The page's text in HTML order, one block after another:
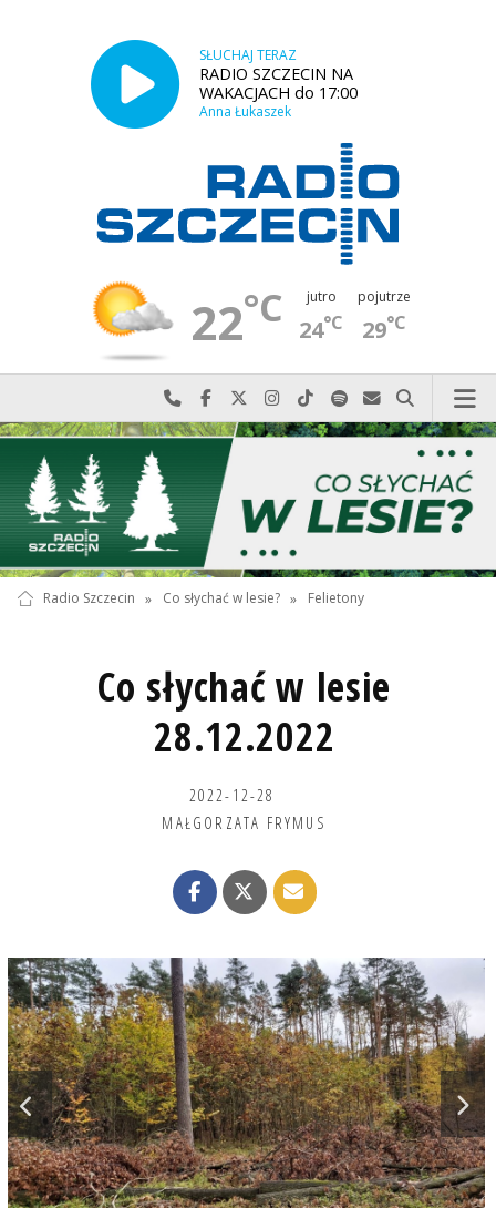
SŁUCHAJ TERAZ
RADIO SZCZECIN NA
WAKACJACH do 17:00
Anna Łukaszek
22°C jutro
24°C
pojutrze
29°C
Najlepiej po prostu do nas zadzwoń
Odwiedź nas na Facebook-u
Odwiedź nas na X
Odwiedź nas na Instagram-ie
Odwiedź nas na TikTok-u
Szukaj nas na Spotify
Wyślij do nas
Szukaj
Radio Szczecin » Co słychać w lesie? » Felietony
Co słychać w lesie
28.12.2022
2022-12-28
MAŁGORZATA FRYMUS